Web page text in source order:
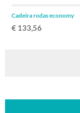
Cadeira rodas economy
€ 133,56